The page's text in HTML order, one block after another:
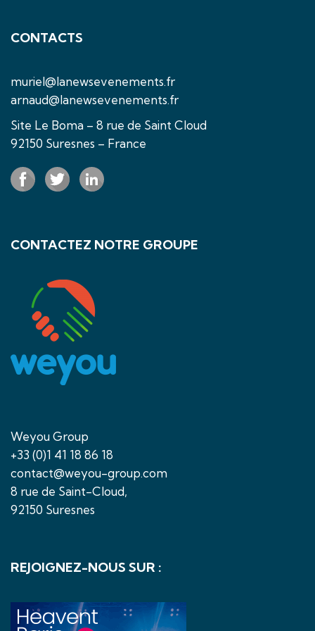
CONTACTS
muriel@lanewsevenements.fr
arnaud@lanewsevenements.fr
Site Le Boma – 8 rue de Saint Cloud
92150 Suresnes – France
CONTACTEZ NOTRE GROUPE
Weyou Group
+33 (0)1 41 18 86 18
contact@weyou-group.com
8 rue de Saint-Cloud,
92150 Suresnes
REJOIGNEZ-NOUS SUR :